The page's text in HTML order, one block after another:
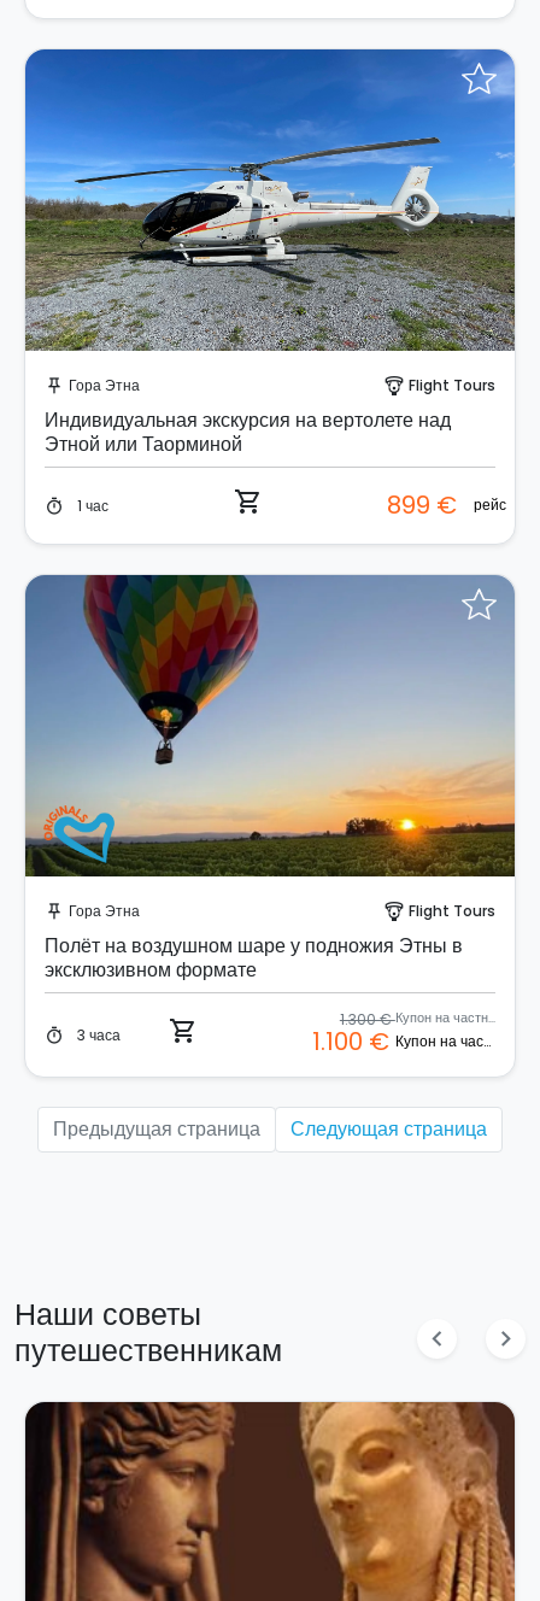
push_pin Гора Этна paragliding Flight Tours
Индивидуальная экскурсия на вертолете над
Этной или Таорминой
timer 1 час shopping_cart 899 € рейс
push_pin Гора Этна paragliding Flight Tours
Полёт на воздушном шаре у подножия Этны в
эксклюзивном формате
timer 3 часа shopping_cart 1.300 € Купон на частный полёт
1.100 € Купон на частный полёт
Предыдущая страница Следующая страница
Наши советы
путешественникам
chevron_left chevron_right